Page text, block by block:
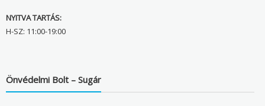
NYITVA TARTÁS:
H-SZ: 11:00-19:00
Önvédelmi Bolt – Sugár